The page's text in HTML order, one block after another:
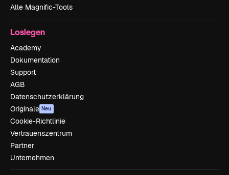
Alle Magnific-Tools
Loslegen
Academy
Dokumentation
Support
AGB
Datenschutzerklärung
Originale Neu
Cookie-Richtlinie
Vertrauenszentrum
Partner
Unternehmen